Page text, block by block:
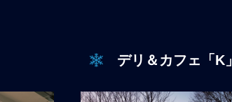
デリ＆カフェ「K」